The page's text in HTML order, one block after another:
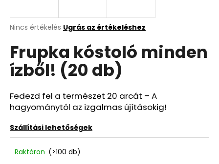
A
átlagos
értékelése
5-
ből
csillag.
Nincs értékelés Ugrás az értékeléshez
Frupka kóstoló minden
ízből! (20 db)
Fedezd fel a természet 20 arcát – A
hagyománytól az izgalmas újításokig!
Szállítási lehetőségek
Raktáron (>100 db)